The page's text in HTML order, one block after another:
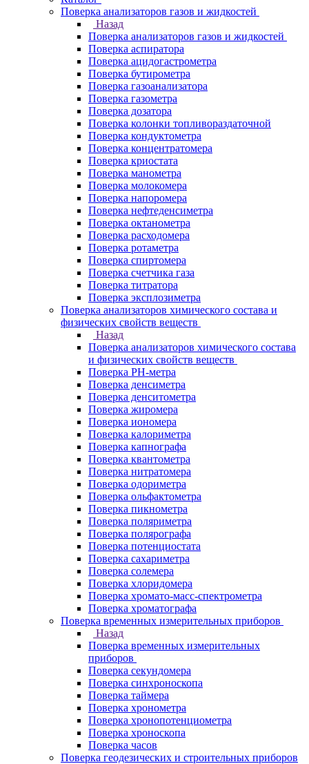
Поверка анализаторов газов и жидкостей
Назад
Поверка анализаторов газов и жидкостей
Поверка аспиратора
Поверка ацидогастрометра
Поверка бутирометра
Поверка газоанализатора
Поверка газометра
Поверка дозатора
Поверка колонки топливораздаточной
Поверка кондуктометра
Поверка концентратомера
Поверка криостата
Поверка манометра
Поверка молокомера
Поверка напоромера
Поверка нефтеденсиметра
Поверка октанометра
Поверка расходомера
Поверка ротаметра
Поверка спиртомера
Поверка счетчика газа
Поверка титратора
Поверка эксплозиметра
Поверка анализаторов химического состава и
физических свойств веществ
Назад
Поверка анализаторов химического состава
и физических свойств веществ
Поверка PH-метра
Поверка денсиметра
Поверка денситометра
Поверка жиромера
Поверка иономера
Поверка калориметра
Поверка капнографа
Поверка квантометра
Поверка нитратомера
Поверка одориметра
Поверка ольфактометра
Поверка пикнометра
Поверка поляриметра
Поверка полярографа
Поверка потенциостата
Поверка сахариметра
Поверка солемера
Поверка хлоридомера
Поверка хромато-масс-спектрометра
Поверка хроматографа
Поверка временных измерительных приборов
Назад
Поверка временных измерительных
приборов
Поверка секундомера
Поверка синхроноскопа
Поверка таймера
Поверка хронометра
Поверка хронопотенциометра
Поверка хроноскопа
Поверка часов
Поверка геодезических и строительных приборов